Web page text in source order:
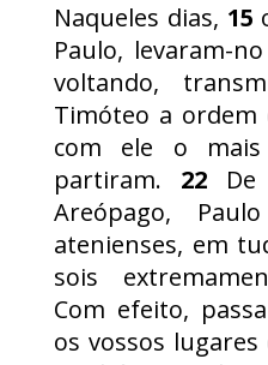
Naqueles dias, 15
Paulo, levaram-
voltando,
Timóteo a
com ele o mais
partiram. 22
Areópago,
atenienses, em
sois
Com efeito,
os vossos